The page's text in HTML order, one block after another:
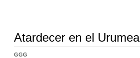
Atardecer en el Urumea
GGG